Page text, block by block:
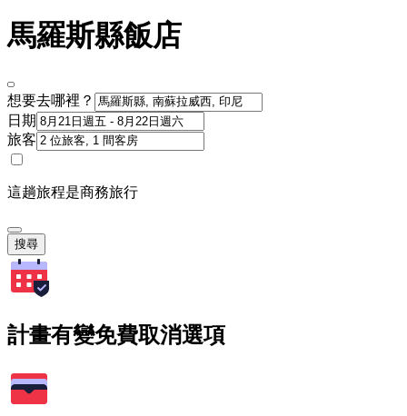
馬羅斯縣飯店
想要去哪裡？
日期
旅客
這趟旅程是商務旅行
搜尋
計畫有變免費取消選項